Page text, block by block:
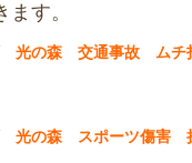
ます。
光の森 交通事故 ムチ
光の森 スポーツ傷害